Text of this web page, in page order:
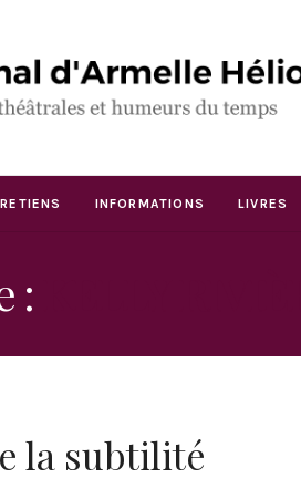
INFORMATIONS LIVRES
:
la subtilité